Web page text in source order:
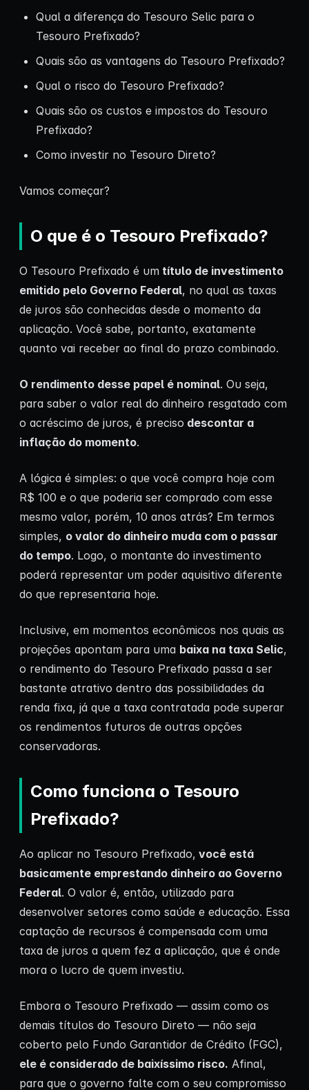
Qual a diferença do Tesouro Selic para o
Tesouro Prefixado?
Quais são as vantagens do Tesouro Prefixado?
Qual o risco do Tesouro Prefixado?
Quais são os custos e impostos do Tesouro
Prefixado?
Como investir no Tesouro Direto?
Vamos começar?
O que é o Tesouro Prefixado?
O Tesouro Prefixado é um título de investimento
emitido pelo Governo Federal, no qual as taxas
de juros são conhecidas desde o momento da
aplicação. Você sabe, portanto, exatamente
quanto vai receber ao final do prazo combinado.
O rendimento desse papel é nominal. Ou seja,
para saber o valor real do dinheiro resgatado com
o acréscimo de juros, é preciso descontar a
inflação do momento.
A lógica é simples: o que você compra hoje com
R$ 100 e o que poderia ser comprado com esse
mesmo valor, porém, 10 anos atrás? Em termos
simples, o valor do dinheiro muda com o passar
do tempo. Logo, o montante do investimento
poderá representar um poder aquisitivo diferente
do que representaria hoje.
Inclusive, em momentos econômicos nos quais as
projeções apontam para uma baixa na taxa Selic,
o rendimento do Tesouro Prefixado passa a ser
bastante atrativo dentro das possibilidades da
renda fixa, já que a taxa contratada pode superar
os rendimentos futuros de outras opções
conservadoras.
Como funciona o Tesouro
Prefixado?
Ao aplicar no Tesouro Prefixado, você está
basicamente emprestando dinheiro ao Governo
Federal. O valor é, então, utilizado para
desenvolver setores como saúde e educação. Essa
captação de recursos é compensada com uma
taxa de juros a quem fez a aplicação, que é onde
mora o lucro de quem investiu.
Embora o Tesouro Prefixado — assim como os
demais títulos do Tesouro Direto — não seja
coberto pelo Fundo Garantidor de Crédito (FGC),
ele é considerado de baixíssimo risco. Afinal,
para que o governo falte com o seu compromisso